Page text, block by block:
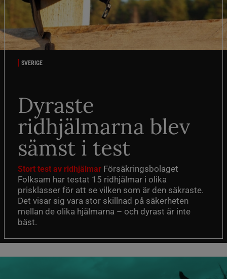
SVERIGE
Dyraste
ridhjälmarna blev
sämst i test
Stort test av ridhjälmar Försäkringsbolaget
Folksam har testat 15 ridhjälmar i olika
prisklasser för att se vilken som är den säkraste.
Det visar sig vara stor skillnad på säkerheten
mellan de olika hjälmarna – och dyrast är inte
bäst.